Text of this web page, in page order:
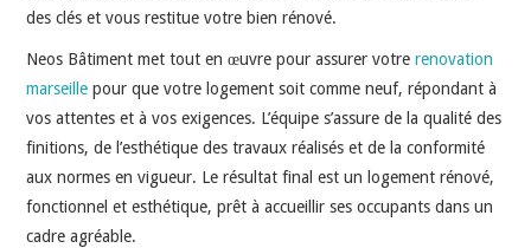
des clés et vous restitue votre bien rénové.
Neos Bâtiment met tout en œuvre pour assurer votrerenovation
marseille pour que votre logement soit comme neuf, répondant à
vos attentes et à vos exigences. L’équipe s’assure de la qualité des
finitions, de l’esthétique des travaux réalisés et de la conformité
aux normes en vigueur. Le résultat final est un logement rénové,
fonctionnel et esthétique, prêt à accueillir ses occupants dans un
cadre agréable.